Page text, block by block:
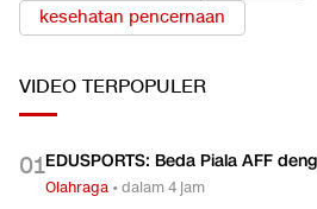
kesehatan pencernaan
VIDEO TERPOPULER
01EDUSPORTS: Beda Piala AFF
Olahraga •dalam 4 jam